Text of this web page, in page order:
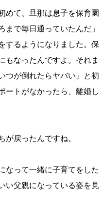
めて、旦那は息子を保育園
で毎日通っていたんだ」
するようになりました。保
もなったんですよ。それま
つが倒れたらヤバい』と初
ートがなかったら、離婚し
戻ったんですね。
なって一緒に子育てをした
い父親になっている姿を見